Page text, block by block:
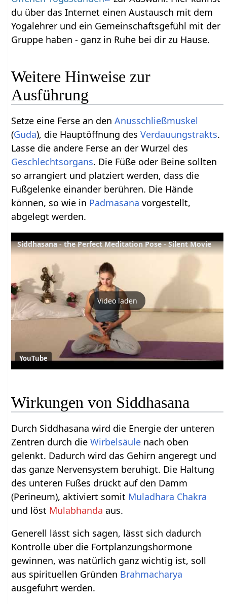
du über das Internet einen Austausch mit dem
Yogalehrer und ein Gemeinschaftsgefühl mit der
Gruppe haben - ganz in Ruhe bei dir zu Hause.
Weitere Hinweise zur
Ausführung
Setze eine Ferse an denAnusschließmuskel
(Guda), die Hauptöffnung desVerdauungstrakts.
Lasse die andere Ferse an der Wurzel des
Geschlechtsorgans. Die Füße oder Beine sollten
so arrangiert und platziert werden, dass die
Fußgelenke einander berühren. Die Hände
können, so wie in Padmasana vorgestellt,
abgelegt werden.
Siddhasana - the Perfect Meditation Pose - Silent Movie
Video laden
YouTube
Wirkungen von Siddhasana
Durch Siddhasana wird die Energie der unteren
Zentren durch dieWirbelsäule nach oben
gelenkt. Dadurch wird das Gehirn angeregt und
das ganze Nervensystem beruhigt. Die Haltung
des unteren Fußes drückt auf den Damm
(Perineum), aktiviert somit Muladhara Chakra
und löst Mulabhanda aus.
Generell lässt sich sagen, lässt sich dadurch
Kontrolle über die Fortplanzungshormone
gewinnen, was natürlich ganz wichtig ist, soll
aus spirituellen Gründen Brahmacharya
ausgeführt werden.